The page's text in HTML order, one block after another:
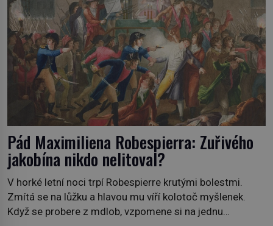
Pád Maximiliena Robespierra: Zuřivého
jakobína nikdo nelitoval?
V horké letní noci trpí Robespierre krutými bolestmi.
Zmítá se na lůžku a hlavou mu víří kolotoč myšlenek.
Když se probere z mdlob, vzpomene si na jednu